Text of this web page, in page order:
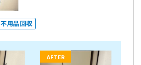
不用品回収
AFTER